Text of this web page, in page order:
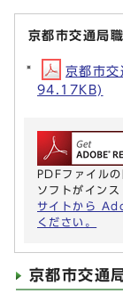
京都市交通局
京都市
94.17KB)
PDFファイル
ソフトがインス
サイトから
ください。
京都市交通